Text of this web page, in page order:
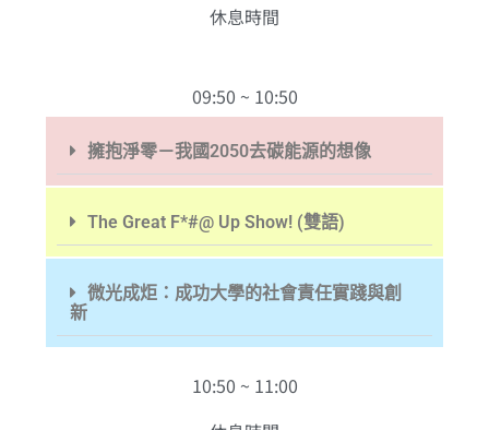
休息時間
09:50 ~ 10:50
擁抱淨零－我國2050去碳能源的想像
The Great F*#@ Up Show! (雙語)
微光成炬：成功大學的社會責任實踐與創
新
10:50 ~ 11:00